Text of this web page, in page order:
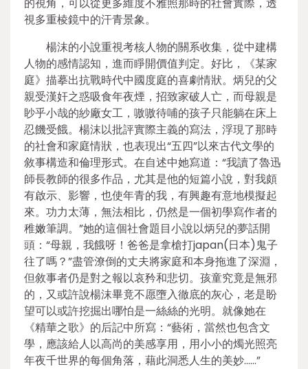
視多重棱鏡中的汗青景象。
楊沫的小說重視考核人物的關系收集，從中建構
人物的感情認知，進而睜開價值判定。好比，《某家
庭》描摹出抗戰時代中國度庭的喜劇情狀。炳兒的父
親受漢奸之惑吸食年夜煙，招致家破人亡，而母親是
眇乎小哉的紗廠女工，嗷嗷待哺的孩子只能躺在床上
忍饑受餓。楊沫以批評實際主義的寫法，浮現了那時
的社會和家庭情狀，也表現出“五四”以來古代文學的
敘事構造和倫理形式。在自述中她寫道：“我讀了魯迅
師長教師的很多作品，尤其是他的短篇小說，對我頗
有啟示、影響，也使年青的我，有興趣有意地模擬起
來。功力太薄，無法相比，仍然是一個初學寫作者的
稚嫩筆調。”她的這個社會題目小說以炳兒的夢話開
頭：“母親，我餓呀！爸爸是拿槍打japan(日本)鬼子
往了嗎？”盡管潦倒的丈夫將家庭和本身拖進了深淵，
但敘事者仍是對之報以哀矜和悲切。孩童究竟是無邪
的，又或許說楊沫畢竟不愿墮入徹底的灰心，老是盼
望可以或許挖掘出哪怕是一絲絲的光明。就像她在
《精華之歌》的后記中所寫：“藝術，當然也包含文
學，應該給人以高尚的美感享用，用小小的燭光照亮
年夜千世界的每個角落，藉此洞悉人生的美妙……”